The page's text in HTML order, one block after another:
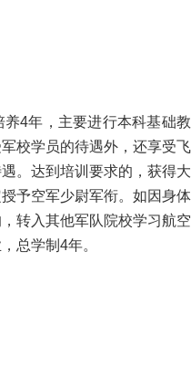
4年，主要进行本科基础教
校学员的待遇外，还享受飞
。达到培训要求的，获得大
予空军少尉军衔。如因身体
转入其他军队院校学习航空
总学制4年。